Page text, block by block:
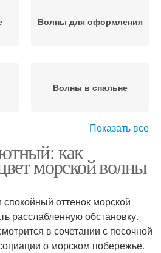
Волны для оформления
Волны в спальне
Волны в кухне
Показать все
как
морской волны
оттенок морской
расслабленную обстановку.
в сочетании с песочной
о морском побережье.